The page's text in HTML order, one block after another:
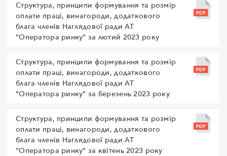
Структура, принципи формування та розмір
оплати праці, винагороди, додаткового
блага членів Наглядової ради АТ
"Оператора ринку" за лютий 2023 року
Структура, принципи формування та розмір
оплати праці, винагороди, додаткового
блага членів Наглядової ради АТ
"Оператора ринку" за березень 2023 року
Структура, принципи формування та розмір
оплати праці, винагороди, додаткового
блага членів Наглядової ради АТ
"Оператора ринку" за квітень 2023 року